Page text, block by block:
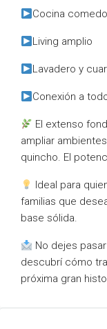
Cocina
Living amplio
Lavadero y
Conexión a
El extenso
ampliar
quincho. El
Ideal para
familias que
base sólida.
No dejes
descubrí cómo
próxima gran